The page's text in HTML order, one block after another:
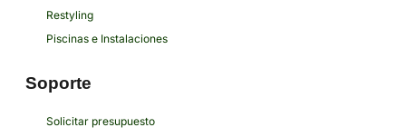
Restyling
Piscinas e Instalaciones
Soporte
Solicitar presupuesto